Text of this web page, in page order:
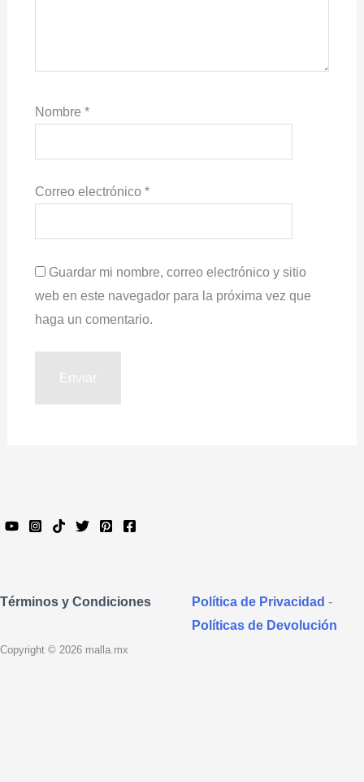
Nombre *
Correo electrónico *
Guardar mi nombre, correo electrónico y sitio
web en este navegador para la próxima vez que
haga un comentario.
Términos y Condiciones Política de Privacidad -
Políticas de Devolución
Copyright © 2026 malla.mx